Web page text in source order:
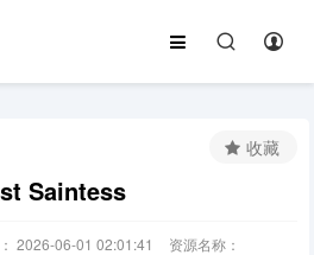
Saintess
2026-06-01 02:01:41
资源名称：
收藏